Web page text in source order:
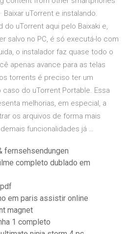
uTorrent e instalando.
do uTorrent aqui pelo Baixaki e,
salvo no PC, é só executá-lo com
o instalador faz quase todo o
apenas avance para as telas
torrents é preciso ter um
do uTorrent Portable. Essa
melhorias, em especial, a
os arquivos de forma mais
funcionalidades já …
fernsehsendungen
completo dublado em
em paris assistir online
magnet
1 completo